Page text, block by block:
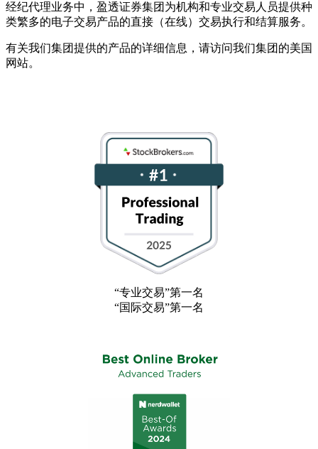
经纪代理业务中，盈透证券集团为机构和专业交易人员提供种
类繁多的电子交易产品的直接（在线）交易执行和结算服务。
有关我们集团提供的产品的详细信息，请访问我们集团的美国
网站。
“专业交易”第一名
“国际交易”第一名